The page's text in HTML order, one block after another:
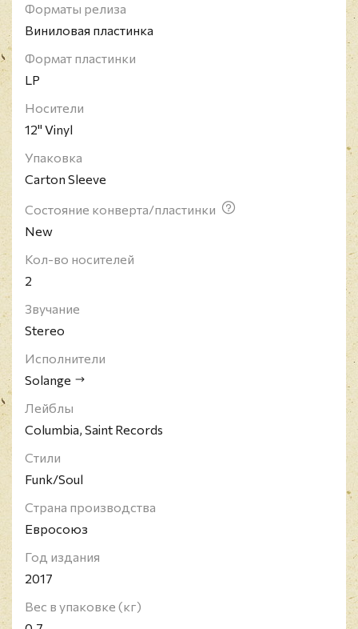
Форматы релиза
Виниловая пластинка
Формат пластинки
LP
Носители
12" Vinyl
Упаковка
Carton Sleeve
Состояние конверта/пластинки
New
Кол-во носителей
2
Звучание
Stereo
Исполнители
Solange
Лейблы
Columbia, Saint Records
Стили
Funk/Soul
Страна производства
Евросоюз
Год издания
2017
Вес в упаковке (кг)